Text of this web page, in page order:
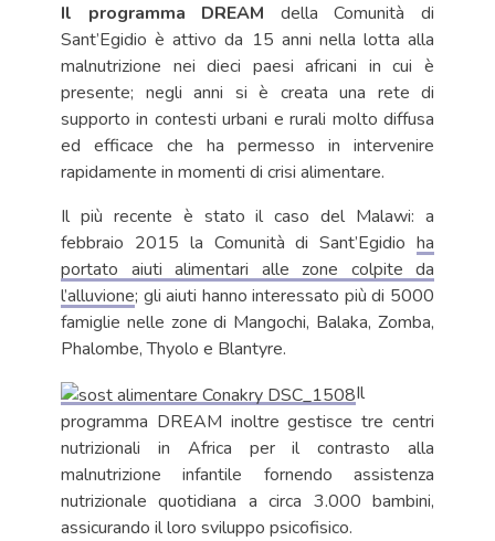
Il programma DREAM della Comunità di
Sant’Egidio è attivo da 15 anni nella lotta alla
malnutrizione nei dieci paesi africani in cui è
presente; negli anni si è creata una rete di
supporto in contesti urbani e rurali molto diffusa
ed efficace che ha permesso in intervenire
rapidamente in momenti di crisi alimentare.
Il più recente è stato il caso del Malawi: a
febbraio 2015 la Comunità di Sant’Egidio ha
portato aiuti alimentari alle zone colpite da
l’alluvione; gli aiuti hanno interessato più di 5000
famiglie nelle zone di Mangochi, Balaka, Zomba,
Phalombe, Thyolo e Blantyre.
Il
programma DREAM inoltre gestisce tre centri
nutrizionali in Africa per il contrasto alla
malnutrizione infantile fornendo assistenza
nutrizionale quotidiana a circa 3.000 bambini,
assicurando il loro sviluppo psicofisico.